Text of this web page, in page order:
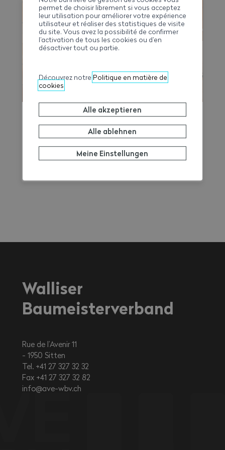
Gesamtarbeitsvertrags 2026–2031
erleichtern soll. Damit lassen sich
Arbeitszeit, Überstunden, Reisezeit und
allfällige Zuschläge auf Wochenbasis
berechnen und gleichzeitig eine
Zusammenfassung erstellen.
Ferien-Jobs
Um nachteilige Situationen für junge
Arbeitnehmer unter 15 Jahren während der
Schulferien zu vermeiden, machen wir Sie
Walliser
Baumeisterverband
Rue de l’Avenir 11
1950 Sitten
Tel. +41 27 327 32 32
Fax +41 27 327 32 82
info@ave-wbv.ch
permet de choisir librement si vous acceptez
leur utilisation pour améliorer votre expérience
utilisateur et réaliser des statistiques de visite
du site. Vous avez la possibilité de confirmer
l’activation de tous les cookies ou d’en
désactiver tout ou partie.
Découvrez notre Politique en matière de
cookies
Alle akzeptieren
Alle ablehnen
Meine Einstellungen